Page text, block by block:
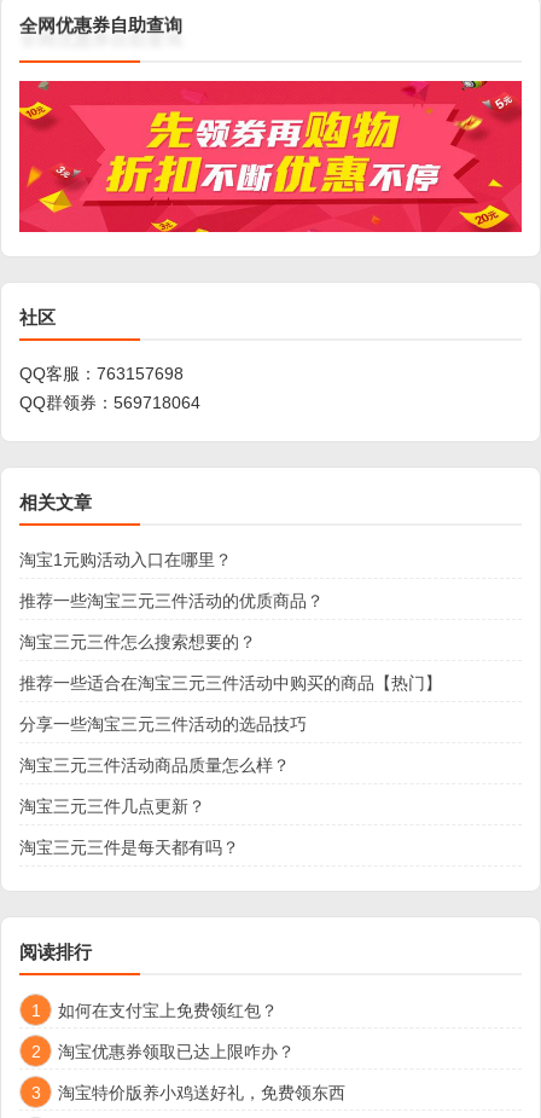
全网优惠券自助查询
社区
QQ客服： 763157698
QQ群领券： 569718064
相关文章
淘宝1元购活动入口在哪里？
推荐一些淘宝三元三件活动的优质商品？
淘宝三元三件怎么搜索想要的？
推荐一些适合在淘宝三元三件活动中购买的商品【热门】
分享一些淘宝三元三件活动的选品技巧
淘宝三元三件活动商品质量怎么样？
淘宝三元三件几点更新？
淘宝三元三件是每天都有吗？
阅读排行
1 如何在支付宝上免费领红包？
2 淘宝优惠券领取已达上限咋办？
3 淘宝特价版养小鸡送好礼，免费领东西